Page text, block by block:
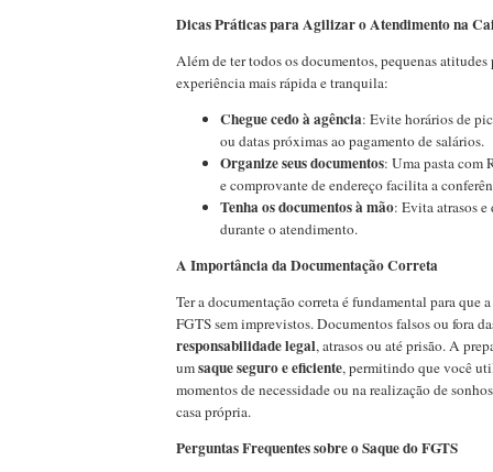
Dicas Práticas para Agilizar o Atendimento na
Além de ter todos os documentos, pequenas atitudes
experiência mais rápida e tranquila:
Chegue cedo à agência: Evite horários de
ou datas próximas ao pagamento de salários.
Organize seus documentos: Uma pasta com
e comprovante de endereço facilita a
Tenha os documentos à mão: Evita atrasos
durante o atendimento.
A Importância da Documentação Correta
Ter a documentação correta é fundamental para que
FGTS sem imprevistos. Documentos falsos ou fora
responsabilidade legal, atrasos ou até prisão. A
umsaque seguro e eficiente, permitindo que você
momentos de necessidade ou na realização de
casa própria.
Perguntas Frequentes sobre o Saque do FGTS